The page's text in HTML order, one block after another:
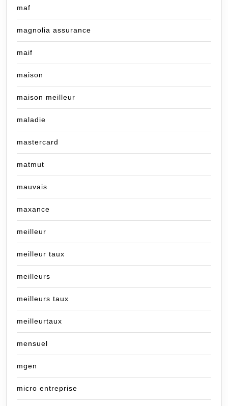
maf
magnolia assurance
maif
maison
maison meilleur
maladie
mastercard
matmut
mauvais
maxance
meilleur
meilleur taux
meilleurs
meilleurs taux
meilleurtaux
mensuel
mgen
micro entreprise